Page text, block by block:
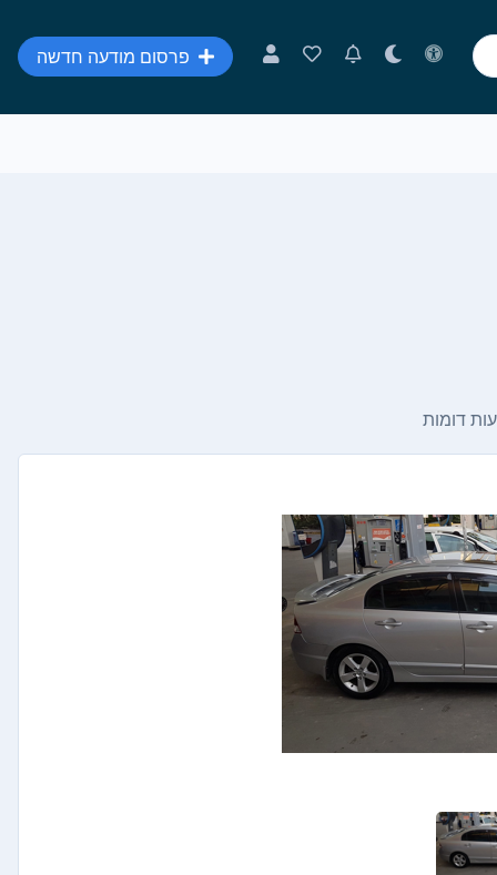
פרסום מודעה חדשה
דומות